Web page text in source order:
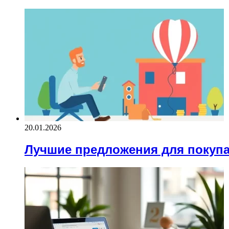
20.01.2026
Лучшие предложения для